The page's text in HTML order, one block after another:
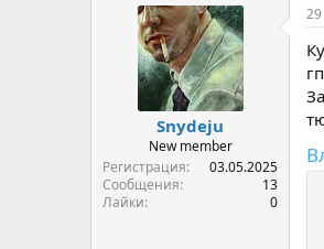
т
а
н
а
ч
а
л
а
Snydeju
New member
Регистрация
03.05.2025
Сообщения
13
Лайки
0